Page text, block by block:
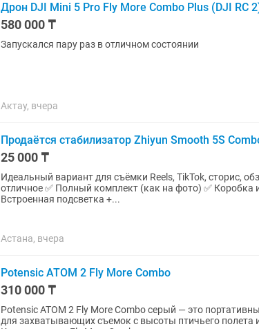
Дрон DJI Mini 5 Pro Fly More Combo Plus (DJI RC
580 000 ₸
Запускался пару раз в отличном состоянии
Актау, вчера
Продаётся стабилизатор Zhiyun Smooth 5S
25 000 ₸
Идеальный вариант для съёмки Reels, TikTok, сторис, обзоров и
отличное ✅ Полный комплект (как на фото) ✅ Коробка
Встроенная подсветка +...
Астана, вчера
Potensic ATOM 2 Fly More Combo
310 000 ₸
Potensic ATOM 2 Fly More Combo серый — это
для захватывающих съемок с высоты птичьего полета